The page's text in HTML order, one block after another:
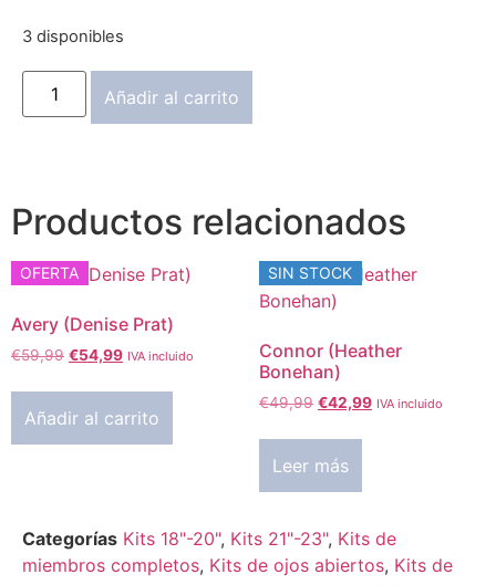
3 disponibles
Añadir al carrito
Productos relacionados
OFERTA
Avery (Denise Prat)
€59,99 €54,99 IVA incluido
Añadir al carrito
SIN STOCK
Connor (Heather
Bonehan)
€49,99 €42,99 IVA incluido
Leer más
Categorías Kits 18"-20", Kits 21"-23", Kits de
miembros completos, Kits de ojos abiertos, Kits de